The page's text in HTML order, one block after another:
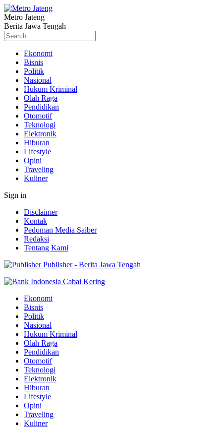
Metro Jateng
Berita Jawa Tengah
Ekonomi
Bisnis
Politik
Nasional
Hukum Kriminal
Olah Raga
Pendidikan
Otomotif
Teknologi
Elektronik
Hiburan
Lifestyle
Opini
Traveling
Kuliner
Sign in
Disclaimer
Kontak
Pedoman Media Saiber
Redaksi
Tentang Kami
Publisher - Berita Jawa Tengah
Ekonomi
Bisnis
Politik
Nasional
Hukum Kriminal
Olah Raga
Pendidikan
Otomotif
Teknologi
Elektronik
Hiburan
Lifestyle
Opini
Traveling
Kuliner